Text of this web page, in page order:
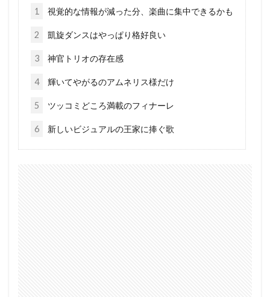
1 視覚的な情報が減った分、楽曲に集中できるかも
2 凱旋ダンスはやっぱり格好良い
3 神官トリオの存在感
4 輝いてやがるのアムネリス様だけ
5 ツッコミどころ満載のフィナーレ
6 新しいビジュアルの王家に捧ぐ歌